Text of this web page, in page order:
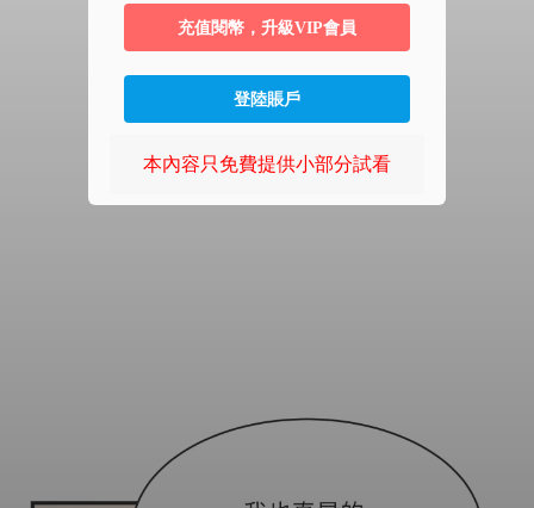
充值閱幣，升級VIP會員
登陸賬戶
本內容只免費提供小部分試看